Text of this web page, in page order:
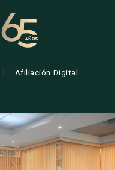
| | Afiliación Digital